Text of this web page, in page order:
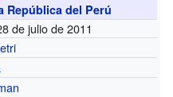
República del Perú
de julio de 2011